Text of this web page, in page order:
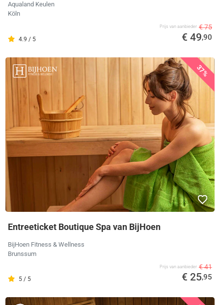
Aqualand Keulen
Köln
4.9 / 5
Prijs van aanbieder € 75
€ 49,90
37%
Entreeticket Boutique Spa van BijHoen
BijHoen Fitness & Wellness
Brunssum
5 / 5
Prijs van aanbieder € 41
€ 25,95